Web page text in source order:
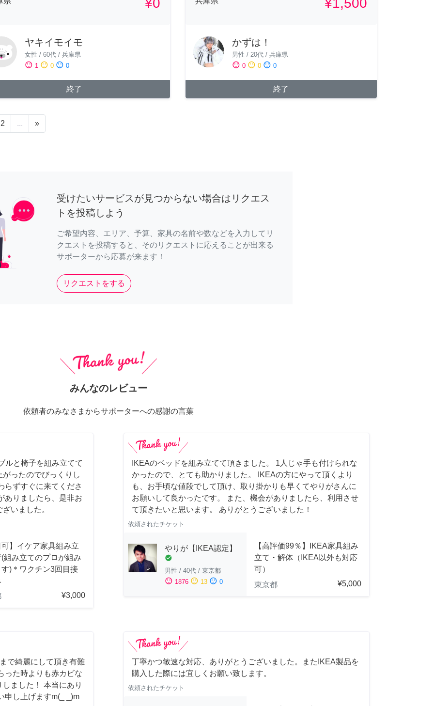
¥0
ヤキイモイモ
女性 / 60代 / 兵庫県
sentiment_satisfied 1 sentiment_neutral 0 sentiment_dissatisfied 0
終了
¥1,500
かずは！
男性 / 20代/ 兵庫県
sentiment_satisfied 0 sentiment_neutral 0 sentiment_dissatisfied 0
終了
2 ... »
受けたいサービスが見つからない場合はリクエス
トを投稿しよう
ご希望内容、エリア、予算、家具の名前や数などを入力してリ
クエストを投稿すると、そのリクエストに応えることが出来る
サポーターから応募が来ます！
リクエストをする
みんなのレビュー
依頼者のみなさまからサポーターへの感謝の言葉
ルと椅子を組み立てて
ったのでびっくりし
らずすぐに来てくださ
ありましたら、是非お
いました。
】イケア家具組み立
組み立てのプロが組み
)＊ワクチン3回目接
¥3,000
IKEAのベッドを組み立てて頂きました。 1人じゃ手も付けられな
かったので、とても助かりました。 IKEAの方にやって頂くより
も、お手頃な値段でして頂け、取り掛かりも早くてやりがさんに
お願いして良かったです。 また、機会がありましたら、利用させ
て頂きたいと思います。 ありがとうございました！
依頼されたチケット
やりが【IKEA認定】
check_circle
男性 / 40代 / 東京都
sentiment_satisfied 1876 sentiment_neutral 13 sentiment_dissatisfied 0
【高評価99％】IKEA家具組み
立て・解体（IKEA以外も対応
可）
東京都
¥5,000
で綺麗にして頂き有難
った時よりも赤カビな
ました！ 本当にあり
申し上げますm(_ _)m
丁寧かつ敏速な対応、ありがとうございました。またIKEA製品を
購入した際には宜しくお願い致します。
依頼されたチケット